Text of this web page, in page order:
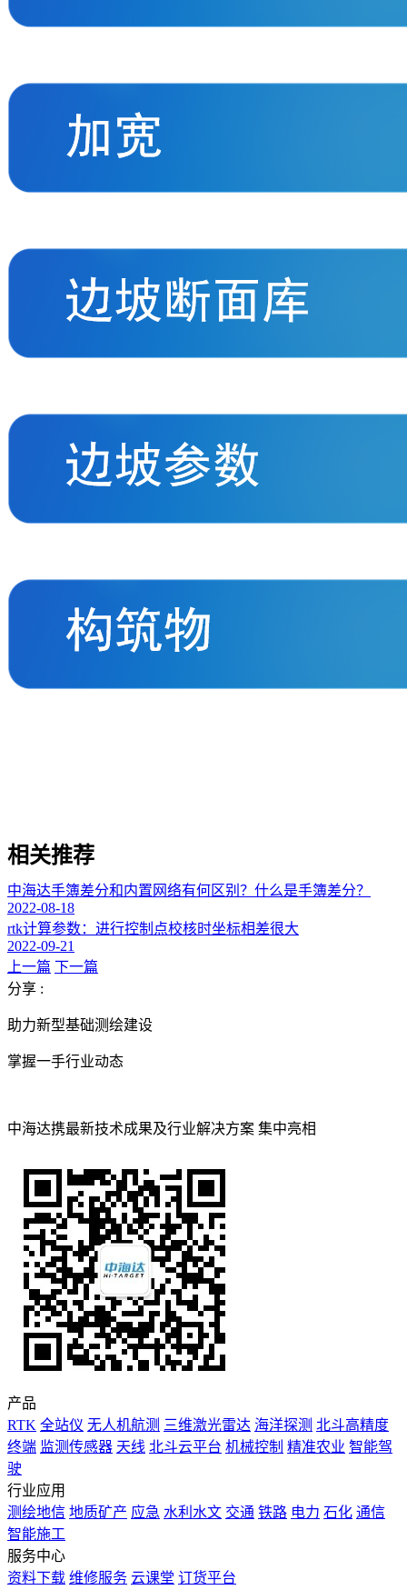
相关推荐
中海达手簿差分和内置网络有何区别？什么是手簿差分？
2022-08-18
rtk计算参数：进行控制点校核时坐标相差很大
2022-09-21
上一篇 下一篇
分享 :
助力新型基础测绘建设
掌握一手行业动态
中海达携最新技术成果及行业解决方案 集中亮相
产品
RTK 全站仪 无人机航测 三维激光雷达 海洋探测 北斗高精度
终端 监测传感器 天线 北斗云平台 机械控制 精准农业 智能驾
驶
行业应用
测绘地信 地质矿产 应急 水利水文 交通 铁路 电力 石化 通信
智能施工
服务中心
资料下载 维修服务 云课堂 订货平台